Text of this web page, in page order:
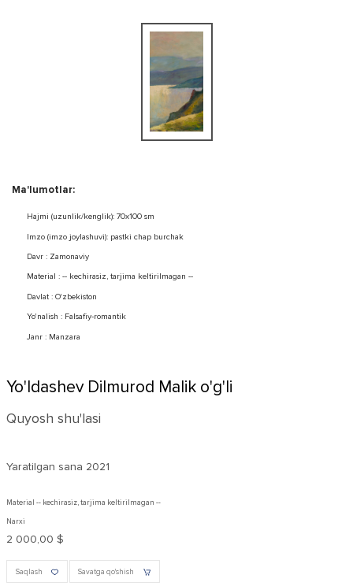
Ma'lumotlar:
Hajmi (uzunlik/kenglik): 70x100 sm
Imzo (imzo joylashuvi): pastki chap burchak
Davr : Zamonaviy
Material : -- kechirasiz, tarjima keltirilmagan --
Davlat : O'zbekiston
Yo'nalish : Falsafiy-romantik
Janr : Manzara
Yo'ldashev Dilmurod Malik o'g'li
Quyosh shu'lasi
Yaratilgan sana 2021
Material -- kechirasiz, tarjima keltirilmagan --
Narxi
2 000,00 $
Saqlash Savatga qo'shish